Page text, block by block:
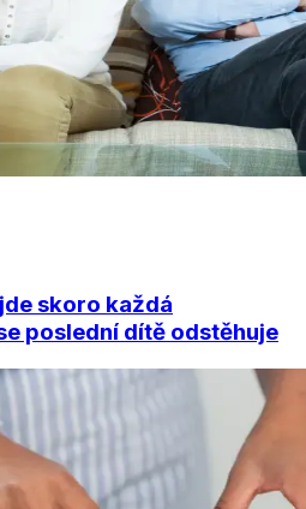
skoro každá
poslední dítě odstěhuje